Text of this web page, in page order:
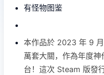
有怪物图鉴
本作品於 2023 年 9
萬套大關，作為年度
台！這次 Steam 版發